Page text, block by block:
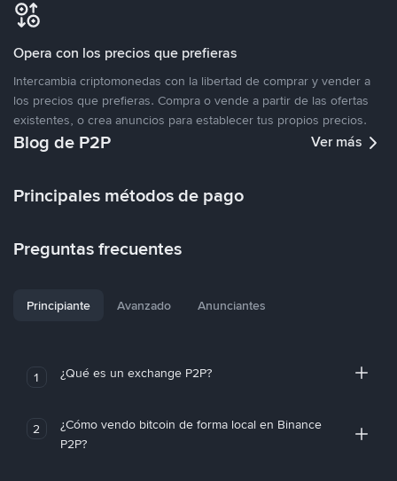
Opera con los precios que prefieras
Intercambia criptomonedas con la libertad de comprar y vender a
los precios que prefieras. Compra o vende a partir de las ofertas
existentes, o crea anuncios para establecer tus propios precios.
Blog de P2P Ver más
Principales métodos de pago
Preguntas frecuentes
Principiante Avanzado Anunciantes
1 ¿Qué es un exchange P2P?
2
¿Cómo vendo bitcoin de forma local en Binance
P2P?